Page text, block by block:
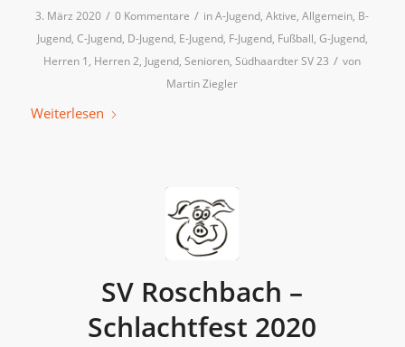
3. März 2020 / 0 Kommentare / inA-Jugend,Aktive,Allgemein, B-
Jugend, C-Jugend, D-Jugend, E-Jugend, F-Jugend, Fußball, G-Jugend,
Herren 1 , Herren 2, Jugend,Senioren,Südhaardter SV 23 / von
Martin Ziegler
Weiterlesen
SV Roschbach –
Schlachtfest 2020